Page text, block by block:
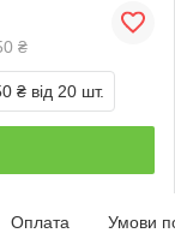
₴
₴ від 20 шт.
Оплата Умови